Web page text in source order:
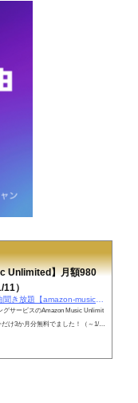
Unlimited】月額980
）
サービスのAmazon Music Unlimit
け3か月分無料でました！（～1/11